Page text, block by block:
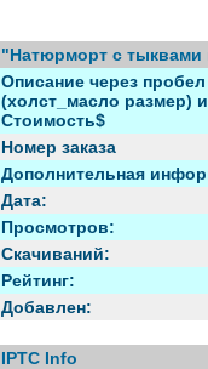
"Натюрморт с тыквами
Описание через
(холст_масло размер) и
Стоимость$
Номер заказа
Дополнительная
Дата:
Просмотров:
Скачиваний:
Рейтинг:
Добавлен:
IPTC Info